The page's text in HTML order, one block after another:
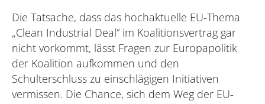
Die Tatsache, dass das hochaktuelle EU-Thema
„Clean Industrial Deal“ im Koalitionsvertrag gar
nicht vorkommt, lässt Fragen zur Europapolitik
der Koalition aufkommen und den
Schulterschluss zu einschlägigen Initiativen
vermissen. Die Chance, sich dem Weg der EU-